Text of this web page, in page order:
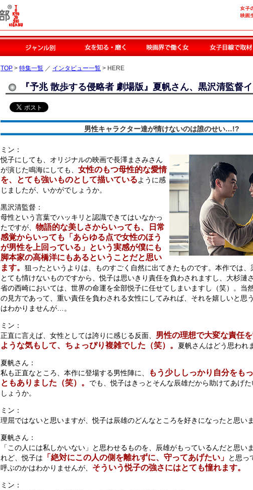
TOP > 特集一覧 ／ インタビュー一覧 > HERE
『予兆 散歩する侵略者 劇場版』夏帆さん、黒沢清監督
男性キャラクター達が情けないのは誰のせい…!?
ミン：
悦子にしても、オリジナルの映画で長澤まさみさん
が演じた鳴海にしても、 女性のもつ母性的な愛情
を、とても強いものとして描いているように感
じましたが、いかがでしょうか。
黒沢清監督：
母性という言葉でハッキリと認識できてはいなかっ
たですが、 物語的な美しさからいっても、日常
感覚からいっても「あらゆる点で女性のほう
が男性を上回っている」という実感が僕にも
脚本家の高橋洋にもあるということだと思い
ます。 狙ったというよりは、ものすごく自然に出てきたものです。本作では、
とても情けないものですから、悦子は思いきり責任を負わされますし、大杉漣
省の西崎においては、世界の命運を全部悦子に任せてしまいますし（笑）。 当
の見方であって、重い責任を負わされる女性にしてみれば、それを嬉しいと思
はわかりませんが…。
ミン：
正直に言えば、女性としては誇りに感じる反面、 男性の理想で大変な責任
ような気もして、ちょっぴり複雑でした（笑）。 夏帆さんはどう思われ
夏帆さん：
私も正直なところ、本作に登場する男性陣に、
もう少ししっかり自分をも
ともありました（笑）。 でも、悦子はきっとそんな辰雄だから助けてあげ
しょうか。
ミン：
理屈ではないと思いますが、悦子は辰雄のどんなところを好きになったと思い
夏帆さん：
「この人には私しかいない」と思わせるものを、辰雄がもっているんだと思い
れど、悦子は 「絶対にこの人の側を離れずに、守ってあげたい」
と思っ
呼ぶのかはわかりませんが、 そういう悦子の強さにはとても憧れます。
ミン：